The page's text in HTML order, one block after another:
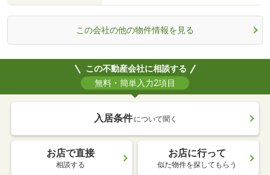
この会社の他の物件情報を見る
この不動産会社に相談する
無料・簡単入力2項目
入居条件 について聞く
お店で直接
相談する
お店に行って
似た物件を探してもらう